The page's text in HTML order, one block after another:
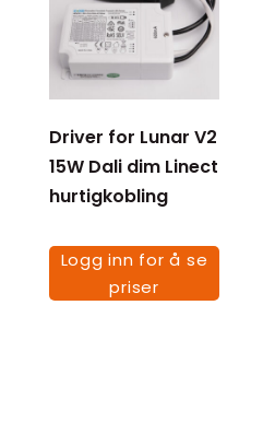
Driver for Lunar V2
15W Dali dim Linect
hurtigkobling
Logg inn for å se
priser